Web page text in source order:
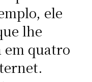
ele
lhe
em quatro